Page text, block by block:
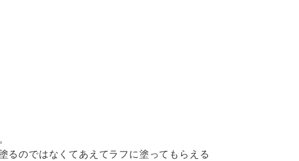
るのではなくてあえてラフに塗ってもらえる